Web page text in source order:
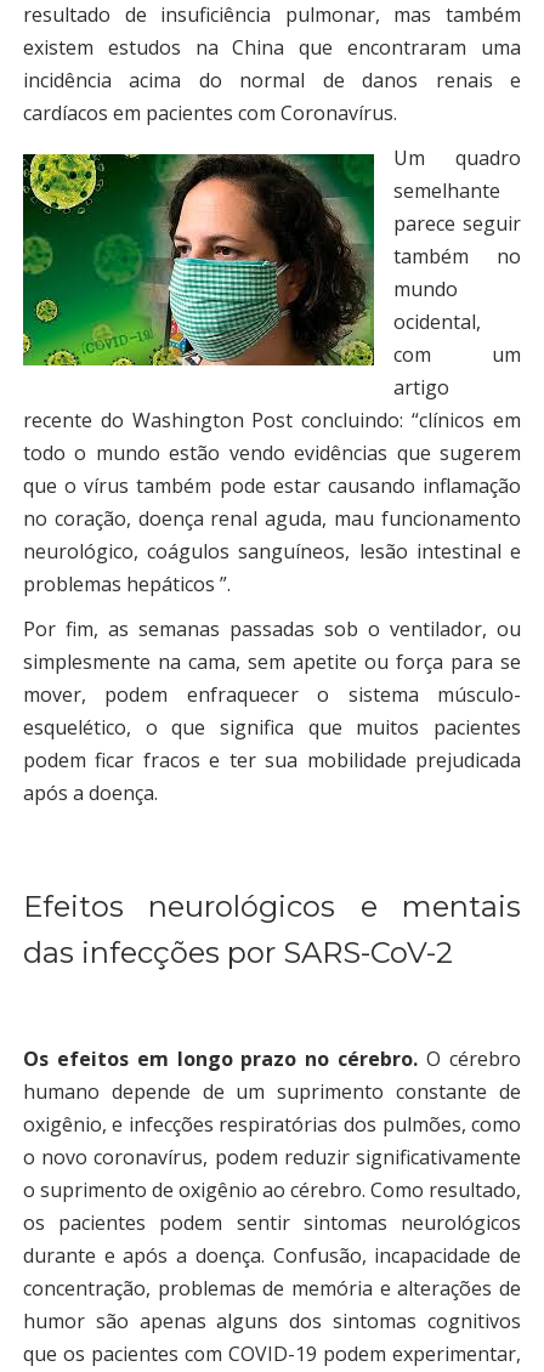
resultado de insuficiência pulmonar, mas também
existem estudos na China que encontraram uma
incidência acima do normal de danos renais e
cardíacos em pacientes com Coronavírus.
Um quadro
semelhante
parece seguir
também no
mundo
ocidental,
com um
artigo
recente do Washington Post concluindo: “clínicos em
todo o mundo estão vendo evidências que sugerem
que o vírus também pode estar causando inflamação
no coração, doença renal aguda, mau funcionamento
neurológico, coágulos sanguíneos, lesão intestinal e
problemas hepáticos ”.
Por fim, as semanas passadas sob o ventilador, ou
simplesmente na cama, sem apetite ou força para se
mover, podem enfraquecer o sistema músculo-
esquelético, o que significa que muitos pacientes
podem ficar fracos e ter sua mobilidade prejudicada
após a doença.
Efeitos neurológicos e mentais
das infecções por SARS-CoV-2
Os efeitos em longo prazo no cérebro.O cérebro
humano depende de um suprimento constante de
oxigênio, e infecções respiratórias dos pulmões, como
o novo coronavírus, podem reduzir significativamente
o suprimento de oxigênio ao cérebro. Como resultado,
os pacientes podem sentir sintomas neurológicos
durante e após a doença. Confusão, incapacidade de
concentração, problemas de memória e alterações de
humor são apenas alguns dos sintomas cognitivos
que os pacientes com COVID-19 podem experimentar,